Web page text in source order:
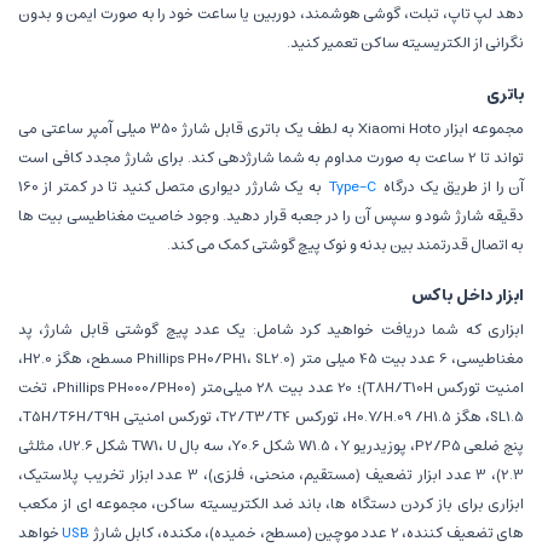
دهد لپ تاپ، تبلت، گوشی هوشمند، دوربین یا ساعت خود را به صورت ایمن و بدون
نگرانی از الکتریسیته ساکن تعمیر کنید.
باتری
مجموعه ابزار Xiaomi Hoto به لطف یک باتری قابل شارژ 350 میلی آمپر ساعتی می
تواند تا 2 ساعت به صورت مداوم به شما شارژدهی کند. برای شارژ مجدد کافی است
آن را از طریق یک درگاه Type-C
به یک شارژر دیواری متصل کنید تا در کمتر از 160
دقیقه شارژ شود و سپس آن را در جعبه قرار دهید. وجود خاصیت مغناطیسی بیت ها
به اتصال قدرتمند بین بدنه و نوک پیچ گوشتی کمک می کند.
ابزار داخل باکس
ابزاری که شما دریافت خواهید کرد شامل: یک عدد پیچ گوشتی قابل شارژ، پد
مغناطیسی، 6 عدد بیت 45 میلی متر (Phillips PH0/PH1، SL2.0 مسطح، هگز H2.0،
امنیت تورکس T8H/T10H)؛ 20 عدد بیت 28 میلی‌متر (Phillips PH000/PH00، تخت
SL1.5، هگز H0.7/H.09 /H1.5، تورکس T2/T3/T4، تورکس امنیتی T5H/T6H/T9H،
پنج ضلعی P2/P5، پوزیدریو W1.5 ، Y شکل Y0.6، سه بال TW1، U شکل U2.6، مثلثی
2.3)، 3 عدد ابزار تضعیف (مستقیم، منحنی، فلزی)، 3 عدد ابزار تخریب پلاستیک،
ابزاری برای باز کردن دستگاه ها، باند ضد الکتریسیته ساکن، مجموعه ای از مکعب
های تضعیف کننده، 2 عدد موچین (مسطح، خمیده)، مکنده، کابل شارژ
USBخواهد